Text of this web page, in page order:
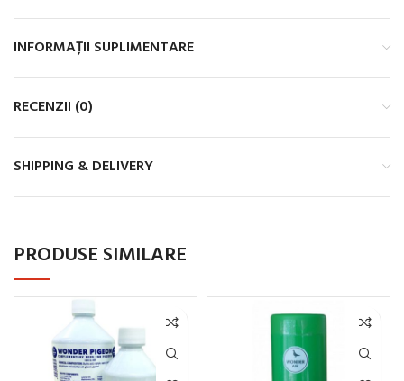
INFORMAȚII SUPLIMENTARE
RECENZII (0)
SHIPPING & DELIVERY
PRODUSE SIMILARE